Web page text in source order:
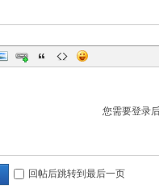
您需要登录
回帖后跳转到最后一页